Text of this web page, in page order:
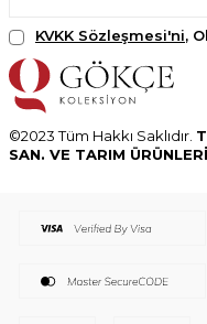
KVKK Sözleşmesi'ni,
©2023 Tüm Hakkı Saklıdır.
SAN. VE TARIM